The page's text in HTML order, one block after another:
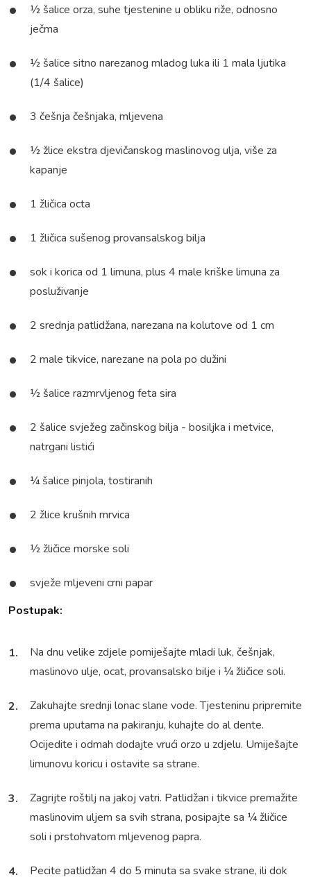
½ šalice orza, suhe tjestenine u obliku riže, odnosno
ječma
½ šalice sitno narezanog mladog luka ili 1 mala ljutika
(1/4 šalice)
3 češnja češnjaka, mljevena
½ žlice ekstra djevičanskog maslinovog ulja, više za
kapanje
1 žličica octa
1 žličica sušenog provansalskog bilja
sok i korica od 1 limuna, plus 4 male kriške limuna za
posluživanje
2 srednja patlidžana, narezana na kolutove od 1 cm
2 male tikvice, narezane na pola po dužini
½ šalice razmrvljenog feta sira
2 šalice svježeg začinskog bilja - bosiljka i metvice,
natrgani listići
¼ šalice pinjola, tostiranih
2 žlice krušnih mrvica
½ žličice morske soli
svježe mljeveni crni papar
Postupak:
Na dnu velike zdjele pomiješajte mladi luk, češnjak,
maslinovo ulje, ocat, provansalsko bilje i ¼ žličice soli.
Zakuhajte srednji lonac slane vode. Tjesteninu pripremite
prema uputama na pakiranju, kuhajte do al dente.
Ocijedite i odmah dodajte vrući orzo u zdjelu. Umiješajte
limunovu koricu i ostavite sa strane.
Zagrijte roštilj na jakoj vatri. Patlidžan i tikvice premažite
maslinovim uljem sa svih strana, posipajte sa ¼ žličice
soli i prstohvatom mljevenog papra.
Pecite patlidžan 4 do 5 minuta sa svake strane, ili dok